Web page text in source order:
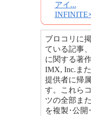
アイ...
ブロコリに
ている記事
に関する著作
IMX, Inc.ま
提供者に帰
す。これら
ツの全部ま
を複製･公開